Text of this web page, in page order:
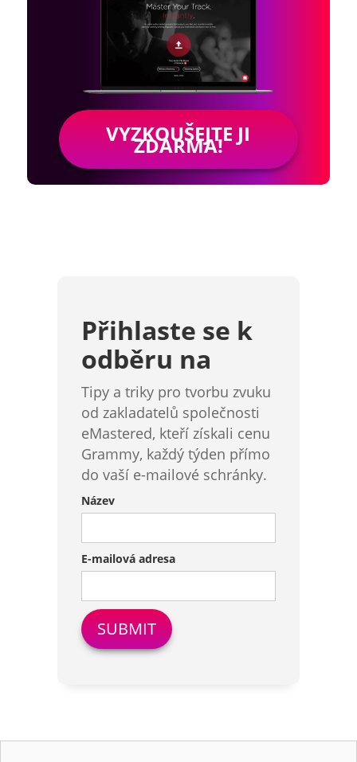
VYZKOUŠEJTE JI
ZDARMA!
Přihlaste se k
odběru na
Tipy a triky pro tvorbu zvuku
od zakladatelů společnosti
eMastered, kteří získali cenu
Grammy, každý týden přímo
do vaší e-mailové schránky.
Název
E-mailová adresa